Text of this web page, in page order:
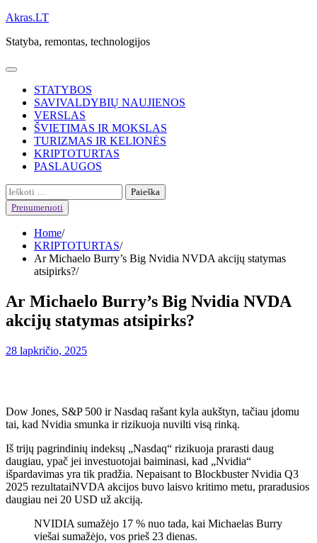
Skip
content
Akras.LT
Statyba, remontas, technologijos
STATYBOS
SAVIVALDYBIŲ NAUJIENOS
VERSLAS
ŠVIETIMAS IR MOKSLAS
TURIZMAS IR KELIONĖS
KRIPTOTURTAS
PASLAUGOS
Ieškoti:
Prenumeruoti
Home
KRIPTOTURTAS
Ar Michaelo Burry’s Big Nvidia NVDA akcijų statymas
atsipirks?
Ar Michaelo Burry’s Big Nvidia NVDA
akcijų statymas atsipirks?
28 lapkričio, 2025
Dow Jones, S&P 500 ir Nasdaq rašant kyla aukštyn, tačiau įdomu
tai, kad Nvidia smunka ir rizikuoja nuvilti visą rinką.
Iš trijų pagrindinių indeksų „Nasdaq“ rizikuoja prarasti daug
daugiau, ypač jei investuotojai baiminasi, kad „Nvidia“
išpardavimas yra tik pradžia. Nepaisant to Blockbuster Nvidia Q3
2025 rezultataiNVDA akcijos buvo laisvo kritimo metu, praradusios
daugiau nei 20 USD už akciją.
NVIDIA sumažėjo 17 % nuo tada, kai Michaelas Burry
viešai sumažėjo, vos prieš 23 dienas.